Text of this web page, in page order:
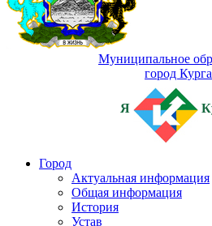
Муниципальное
город
Я
Город
Актуальная информация
Общая информация
История
Устав